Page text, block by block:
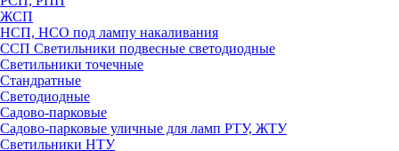
ЖСП
НСП, НСО под лампу накаливания
ССП Светильники подвесные светодиодные
Светильники точечные
Стандратные
Светодиодные
Садово-парковые
Садово-парковые уличные для ламп РТУ, ЖТУ
Светильники НТУ